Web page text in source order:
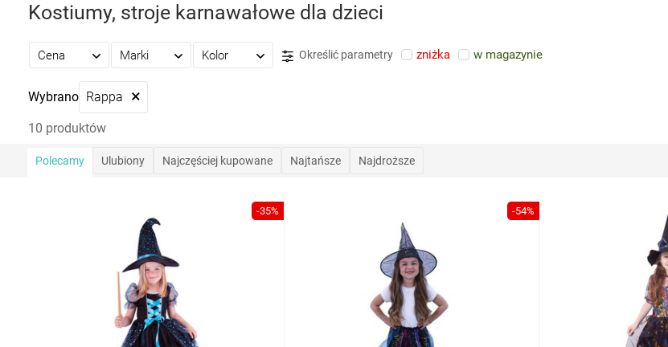
Kostiumy, stroje karnawałowe dla dzieci
Cena Marki Kolor Określić parametry zniżka w magazynie
Wybrano Rappa ×
10 produktów
Polecamy Ulubiony Najczęściej kupowane Najtańsze Najdroższe
-35% -54%